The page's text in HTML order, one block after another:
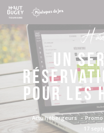
Un
pour les
Actu hébergeurs
17